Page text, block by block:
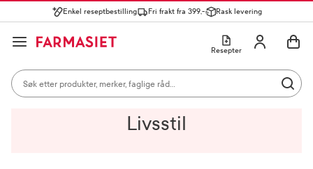
Enkel reseptbestilling Fri frakt fra 399,- Rask levering
GÅ TIL INNHOLD
TIL HANDLEKURVEN
Åpne
Søk i apotek
Utfør
Resepter Min profil
Hjem
Livsstil
Søk i apotek
Skriv inn minst ett tegn for å se forslag, eller trykk søk.
Mest søkte kategorier